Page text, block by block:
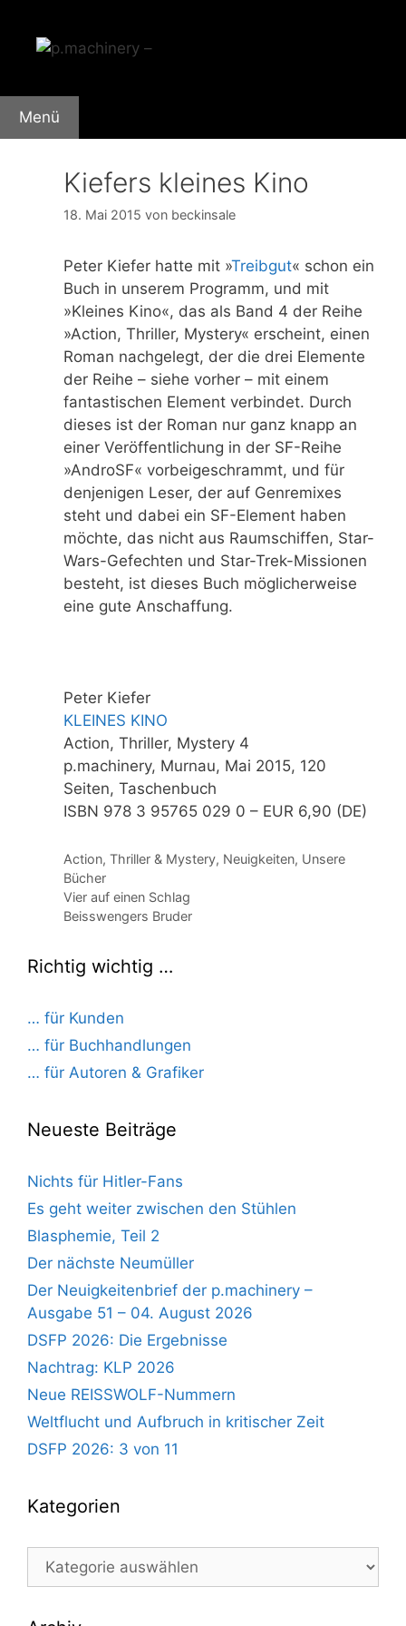
Inhalt
springen
Menü
Kiefers kleines Kino
18. Mai 2015 von beckinsale
Peter Kiefer hatte mit »Treibgut« schon ein
Buch in unserem Programm, und mit
»Kleines Kino«, das als Band 4 der Reihe
»Action, Thriller, Mystery« erscheint, einen
Roman nachgelegt, der die drei Elemente
der Reihe – siehe vorher – mit einem
fantastischen Element verbindet. Durch
dieses ist der Roman nur ganz knapp an
einer Veröffentlichung in der SF-Reihe
»AndroSF« vorbeigeschrammt, und für
denjenigen Leser, der auf Genremixes
steht und dabei ein SF-Element haben
möchte, das nicht aus Raumschiffen, Star-
Wars-Gefechten und Star-Trek-Missionen
besteht, ist dieses Buch möglicherweise
eine gute Anschaffung.
Peter Kiefer
KLEINES KINO
Action, Thriller, Mystery 4
p.machinery, Murnau, Mai 2015, 120
Seiten, Taschenbuch
ISBN 978 3 95765 029 0 – EUR 6,90 (DE)
Kategorien
Action, Thriller & Mystery, Neuigkeiten, Unsere
Bücher
Vier auf einen Schlag
Beisswengers Bruder
Richtig wichtig …
… für Kunden
… für Buchhandlungen
… für Autoren & Grafiker
Neueste Beiträge
Nichts für Hitler-Fans
Es geht weiter zwischen den Stühlen
Blasphemie, Teil 2
Der nächste Neumüller
Der Neuigkeitenbrief der p.machinery –
Ausgabe 51 – 04. August 2026
DSFP 2026: Die Ergebnisse
Nachtrag: KLP 2026
Neue REISSWOLF-Nummern
Weltflucht und Aufbruch in kritischer Zeit
DSFP 2026: 3 von 11
Kategorien
Kategorien